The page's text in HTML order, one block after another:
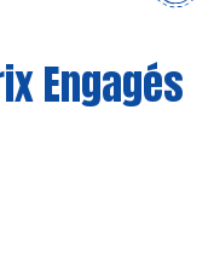
Engagés